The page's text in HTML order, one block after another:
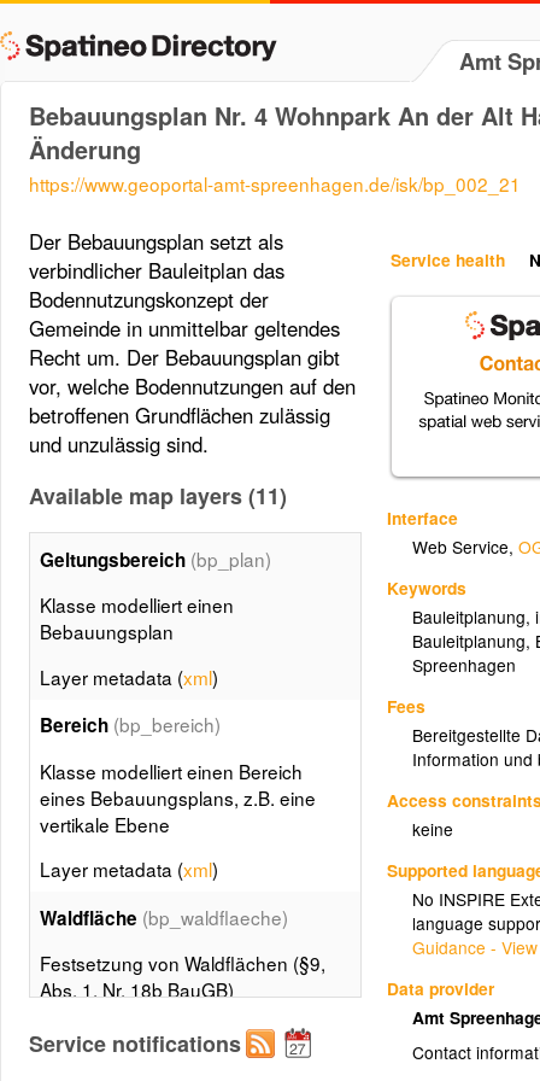
Amt
Bebauungsplan Nr. 4 Wohnpark An der Alt
Änderung
https://www.geoportal-amt-spreenhagen.de/isk/bp_002_21
Service health
Interface
Web Service,
Keywords
Bauleitplanung,
Bauleitplanung,
Spreenhagen
Fees
Bereitgestellte
Information und
Access
keine
Supported
No INSPIRE
language
Guidance -
Data provider
Amt
Contact
Der Bebauungsplan setzt als
verbindlicher Bauleitplan das
Bodennutzungskonzept der
Gemeinde in unmittelbar geltendes
Recht um. Der Bebauungsplan gibt
vor, welche Bodennutzungen auf den
betroffenen Grundflächen zulässig
und unzulässig sind.
Available map layers (11)
Geltungsbereich (bp_plan)
Klasse modelliert einen
Bebauungsplan
Layer metadata (xml)
Bereich (bp_bereich)
Klasse modelliert einen Bereich
eines Bebauungsplans, z.B. eine
vertikale Ebene
Layer metadata (xml)
Waldfläche (bp_waldflaeche)
Festsetzung von Waldflächen (§9,
Abs. 1, Nr. 18b BauGB)
Layer metadata (xml)
Service notifications